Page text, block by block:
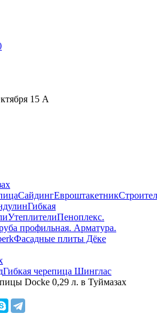
15 А
СайдингЕвроштакетник
Гибкая
УтеплителиПеноплекс.
профильная. Арматура.
Фасадные плиты Дёке
Гибкая черепица Шинглас
Docke 0,29 л. в Туймазах